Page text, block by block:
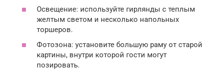
Освещение: используйте гирлянды с теплым
желтым светом и несколько напольных
торшеров.
Фотозона: установите большую раму от старой
картины, внутри которой гости могут
позировать.